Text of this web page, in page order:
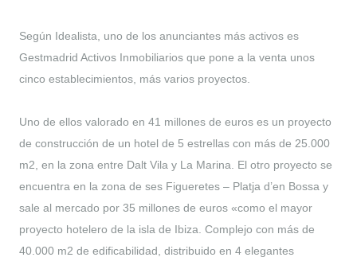
Según Idealista, uno de los anunciantes más activos es
Gestmadrid Activos Inmobiliarios que pone a la venta unos
cinco establecimientos, más varios proyectos.
Uno de ellos valorado en 41 millones de euros es un proyecto
de construcción de un hotel de 5 estrellas con más de 25.000
m2, en la zona entre Dalt Vila y La Marina. El otro proyecto se
encuentra en la zona de ses Figueretes – Platja d’en Bossa y
sale al mercado por 35 millones de euros «como el mayor
proyecto hotelero de la isla de Ibiza. Complejo con más de
40.000 m2 de edificabilidad, distribuido en 4 elegantes